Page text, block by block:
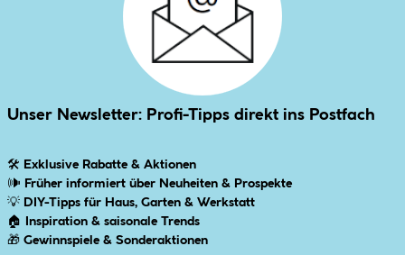
Unser Newsletter: Profi-Tipps direkt ins Postfach
🛠 Exklusive Rabatte & Aktionen
🕪 Früher informiert über Neuheiten & Prospekte
💡 DIY-Tipps für Haus, Garten & Werkstatt
🏠
Inspiration & saisonale Trends
🎁 Gewinnspiele & Sonderaktionen